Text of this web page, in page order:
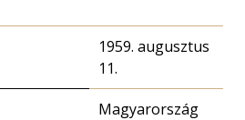
1959. augusztus
11.
Magyarország